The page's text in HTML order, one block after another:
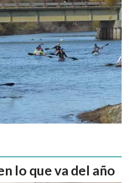
lo que va del año